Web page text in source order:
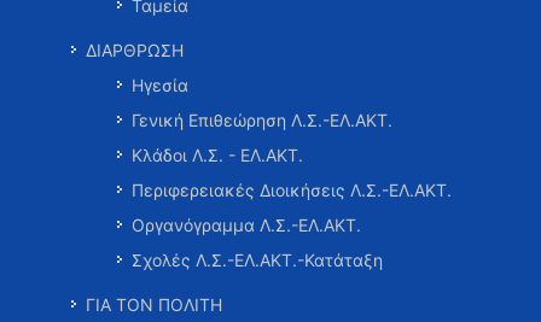
Ταμεία
ΔΙΑΡΘΡΩΣΗ
Ηγεσία
Γενική Επιθεώρηση Λ.Σ.-ΕΛ.ΑΚΤ.
Κλάδοι Λ.Σ. - ΕΛ.ΑΚΤ.
Περιφερειακές Διοικήσεις Λ.Σ.-ΕΛ.ΑΚΤ.
Οργανόγραμμα Λ.Σ.-ΕΛ.ΑΚΤ.
Σχολές Λ.Σ.-ΕΛ.ΑΚΤ.-Κατάταξη
ΓΙΑ ΤΟΝ ΠΟΛΙΤΗ